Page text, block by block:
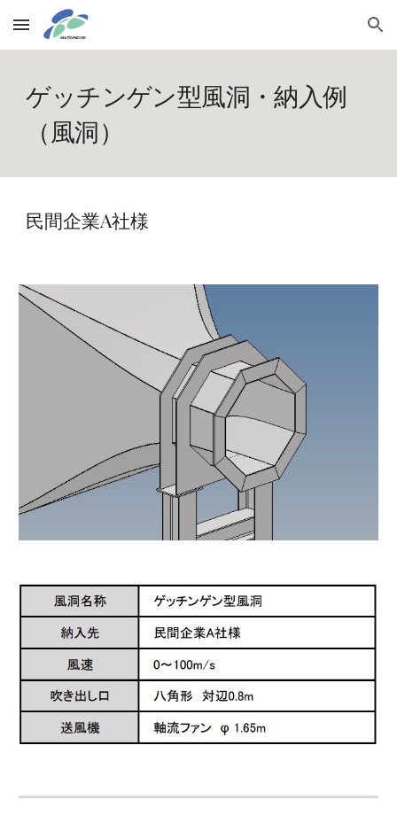
Skip to main content Skip to navigation
ゲッチンゲン型風洞・納入例
（風洞）
民間企業A社様